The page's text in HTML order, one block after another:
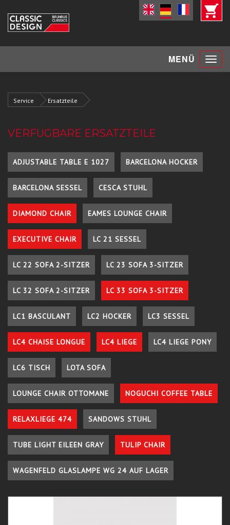
MENÜ Toggle
Service Ersatzteile
VERFÜGBARE ERSATZTEILE
ADJUSTABLE TABLE E 1027 BARCELONA HOCKER
BARCELONA SESSEL CESCA STUHL
DIAMOND CHAIR EAMES LOUNGE CHAIR
EXECUTIVE CHAIR LC 21 SESSEL
LC 22 SOFA 2-SITZER LC 23 SOFA 3-SITZER
LC 32 SOFA 2-SITZER LC 33 SOFA 3-SITZER
LC1 BASCULANT LC2 HOCKER LC3 SESSEL
LC4 CHAISE LONGUE LC4 LIEGE LC4 LIEGE PONY
LC6 TISCH LOTA SOFA
LOUNGE CHAIR OTTOMANE NOGUCHI COFFEE TABLE
RELAXLIEGE 474 SANDOWS STUHL
TUBE LIGHT EILEEN GRAY TULIP CHAIR
WAGENFELD GLASLAMPE WG 24 AUF LAGER